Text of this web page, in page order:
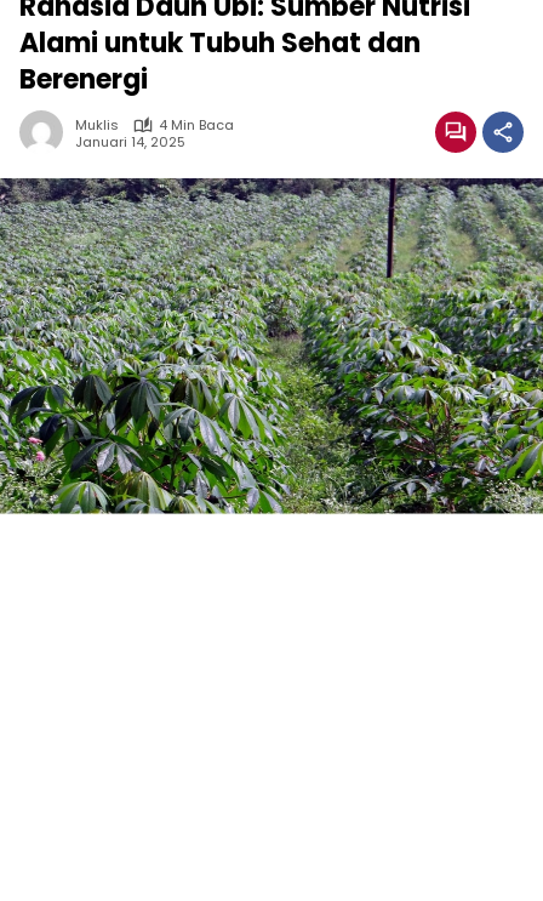
Alami untuk Tubuh Sehat dan
Berenergi
Muklis
4 Min Baca
Januari 14, 2025